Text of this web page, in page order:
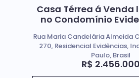
Casa Térrea á Venda
no Condomínio
R$ 2.456.000
Rua Maria Candelária Almeida
270, Residencial Evidências,
Paulo, Brasil